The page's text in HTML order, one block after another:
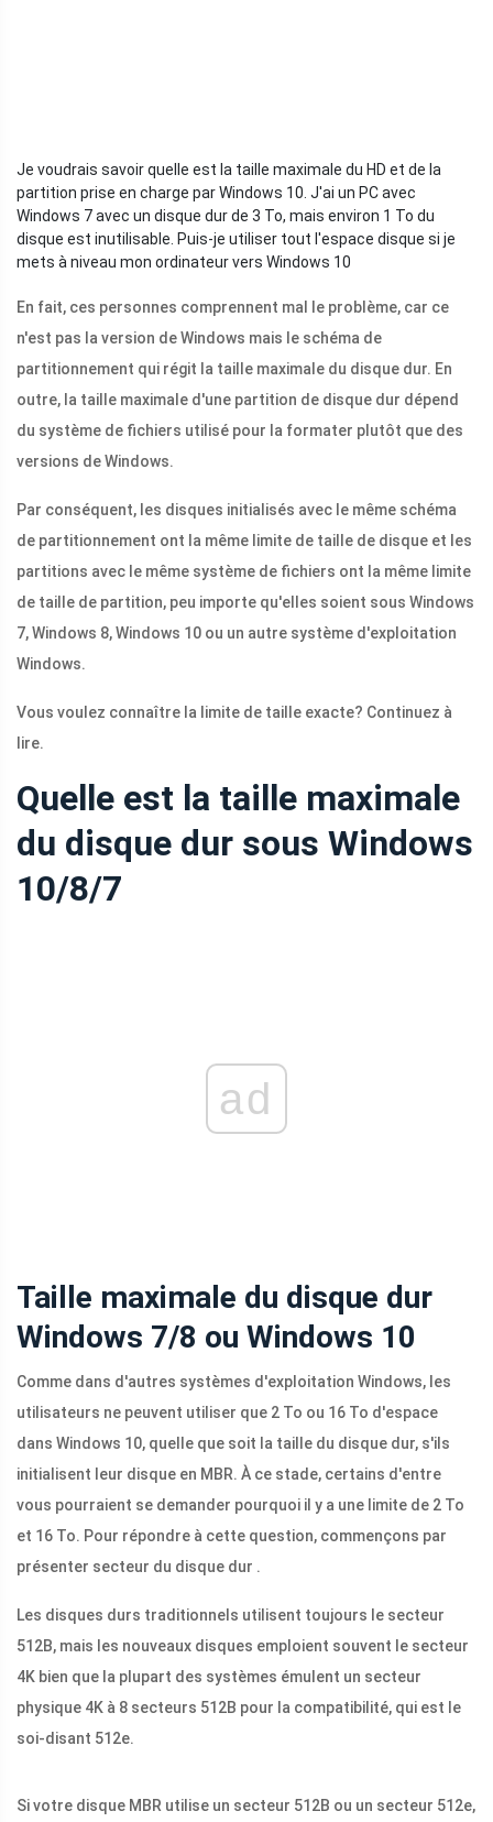
Je voudrais savoir quelle est la taille maximale du HD et de la
partition prise en charge par Windows 10. J'ai un PC avec
Windows 7 avec un disque dur de 3 To, mais environ 1 To du
disque est inutilisable. Puis-je utiliser tout l'espace disque si je
mets à niveau mon ordinateur vers Windows 10
En fait, ces personnes comprennent mal le problème, car ce
n'est pas la version de Windows mais le schéma de
partitionnement qui régit la taille maximale du disque dur. En
outre, la taille maximale d'une partition de disque dur dépend
du système de fichiers utilisé pour la formater plutôt que des
versions de Windows.
Par conséquent, les disques initialisés avec le même schéma
de partitionnement ont la même limite de taille de disque et les
partitions avec le même système de fichiers ont la même limite
de taille de partition, peu importe qu'elles soient sous Windows
7, Windows 8, Windows 10 ou un autre système d'exploitation
Windows.
Vous voulez connaître la limite de taille exacte? Continuez à
lire.
Quelle est la taille maximale
du disque dur sous Windows
10/8/7
ad
Taille maximale du disque dur
Windows 7/8 ou Windows 10
Comme dans d'autres systèmes d'exploitation Windows, les
utilisateurs ne peuvent utiliser que 2 To ou 16 To d'espace
dans Windows 10, quelle que soit la taille du disque dur, s'ils
initialisent leur disque en MBR. À ce stade, certains d'entre
vous pourraient se demander pourquoi il y a une limite de 2 To
et 16 To. Pour répondre à cette question, commençons par
présenter secteur du disque dur .
Les disques durs traditionnels utilisent toujours le secteur
512B, mais les nouveaux disques emploient souvent le secteur
4K bien que la plupart des systèmes émulent un secteur
physique 4K à 8 secteurs 512B pour la compatibilité, qui est le
soi-disant 512e.
Si votre disque MBR utilise un secteur 512B ou un secteur 512e,